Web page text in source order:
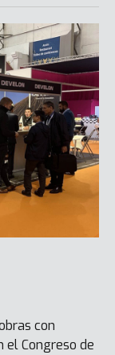
con
el Congreso de